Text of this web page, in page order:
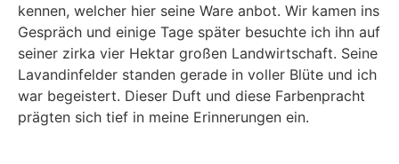
kennen, welcher hier seine Ware anbot. Wir kamen ins
Gespräch und einige Tage später besuchte ich ihn auf
seiner zirka vier Hektar großen Landwirtschaft. Seine
Lavandinfelder standen gerade in voller Blüte und ich
war begeistert. Dieser Duft und diese Farbenpracht
prägten sich tief in meine Erinnerungen ein.